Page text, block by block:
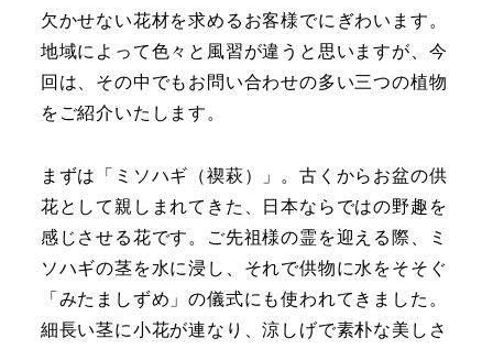
欠かせない花材を求めるお客様でにぎわいます。
地域によって色々と風習が違うと思いますが、今
回は、その中でもお問い合わせの多い三つの植物
をご紹介いたします。
まずは「ミソハギ（禊萩）」。古くからお盆の供
花として親しまれてきた、日本ならではの野趣を
感じさせる花です。ご先祖様の霊を迎える際、ミ
ソハギの茎を水に浸し、それで供物に水をそそぐ
「みたましずめ」の儀式にも使われてきました。
細長い茎に小花が連なり、涼しげで素朴な美しさ